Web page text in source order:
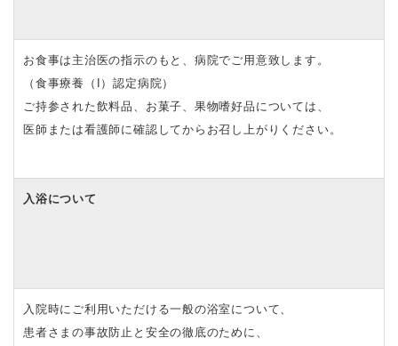
お食事は主治医の指示のもと、病院でご用意致します。
（食事療養（I）認定病院）
ご持参された飲料品、お菓子、果物嗜好品については、
医師または看護師に確認してからお召し上がりください。
入浴について
入院時にご利用いただける一般の浴室について、
患者さまの事故防止と安全の徹底のために、